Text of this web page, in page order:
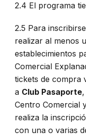
2.4 El programa
2.5 Para
realizar al menos
establecimientos
Comercial
tickets de compra
a Club Pasaporte
Centro Comercial
realiza la
con una o varias